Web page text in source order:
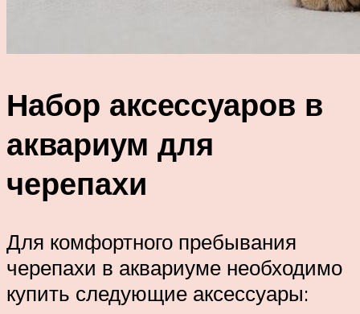
Набор аксессуаров в
аквариум для
черепахи
Для комфортного пребывания
черепахи в аквариуме необходимо
купить следующие аксессуары: